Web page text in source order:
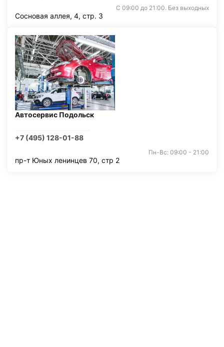
С 09:00 до 21:00. Без выходных
Сосновая аллея, 4, стр. 3
Автосервис Подольск
+7 (495) 128-01-88
Пн-Вс: 09:00 - 21:00
пр-т Юных ленинцев 70, стр 2